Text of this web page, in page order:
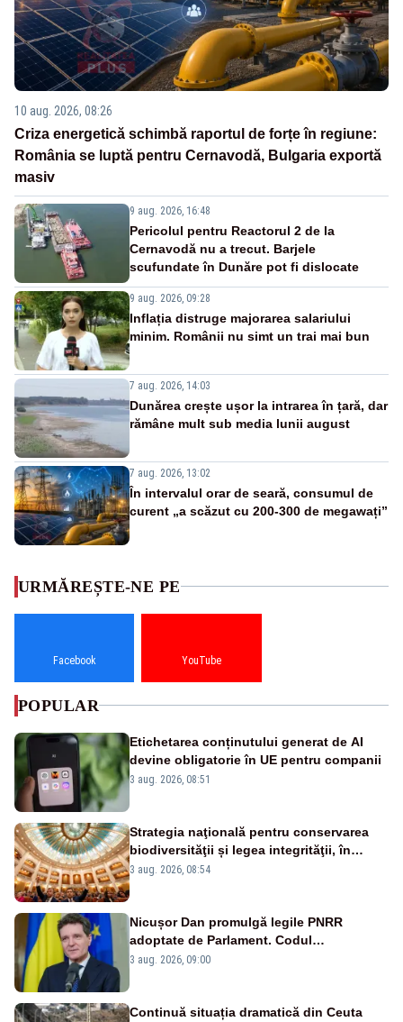
10 aug. 2026, 08:26
Criza energetică schimbă raportul de forțe în regiune:
România se luptă pentru Cernavodă, Bulgaria exportă
masiv
9 aug. 2026, 16:48
Pericolul pentru Reactorul 2 de la
Cernavodă nu a trecut. Barjele
scufundate în Dunăre pot fi dislocate
9 aug. 2026, 09:28
Inflația distruge majorarea salariului
minim. Românii nu simt un trai mai bun
7 aug. 2026, 14:03
Dunărea crește ușor la intrarea în țară, dar
rămâne mult sub media lunii august
7 aug. 2026, 13:02
În intervalul orar de seară, consumul de
curent „a scăzut cu 200-300 de megawați”
URMĂREȘTE-NE PE
Facebook YouTube
POPULAR
Etichetarea conținutului generat de AI
devine obligatorie în UE pentru companii
3 aug. 2026, 08:51
Strategia naţională pentru conservarea
biodiversităţii și legea integrităţii, în
dezbatere
3 aug. 2026, 08:54
Nicușor Dan promulgă legile PNRR
adoptate de Parlament. Codul
urbanismului, printre actele normative
3 aug. 2026, 09:00
Continuă situația dramatică din Ceuta